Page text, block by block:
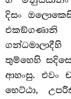
දිසං
එකඞ්ගණානි
තුම්හෙහි
ආහංසු. එවං
හෙට්ඨා,